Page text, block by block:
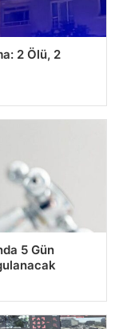
2 Ölü, 2
5 Gün